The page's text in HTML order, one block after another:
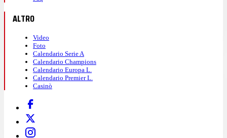
ALTRO
Video
Foto
Calendario Serie A
Calendario Champions
Calendario Europa L.
Calendario Premier L.
Casinò